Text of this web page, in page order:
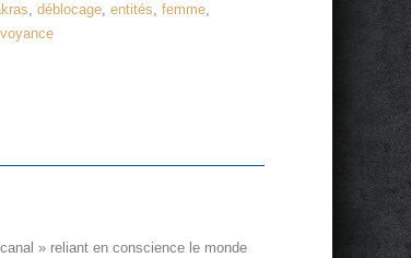
,déblocage,entités,femme,
voyance
» reliant en conscience le monde